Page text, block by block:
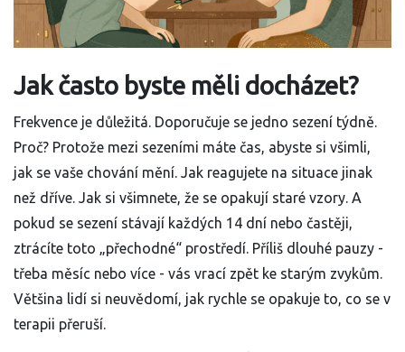
Jak často byste měli docházet?
Frekvence je důležitá. Doporučuje se jedno sezení týdně.
Proč? Protože mezi sezeními máte čas, abyste si všimli,
jak se vaše chování mění. Jak reagujete na situace jinak
než dříve. Jak si všimnete, že se opakují staré vzory. A
pokud se sezení stávají každých 14 dní nebo častěji,
ztrácíte toto „přechodné“ prostředí. Příliš dlouhé pauzy -
třeba měsíc nebo více - vás vrací zpět ke starým zvykům.
Většina lidí si neuvědomí, jak rychle se opakuje to, co se v
terapii přeruší.